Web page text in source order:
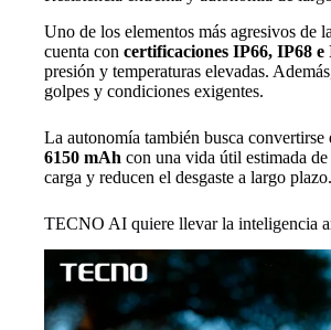
Uno de los elementos más agresivos
cuenta con certificaciones IP66, IP68 e
presión y temperaturas elevadas.
golpes y condiciones exigentes.
La autonomía también busca
6150 mAh con una vida útil estimada
carga y reducen el desgaste a largo plazo.
TECNO AI quiere llevar la inteligencia